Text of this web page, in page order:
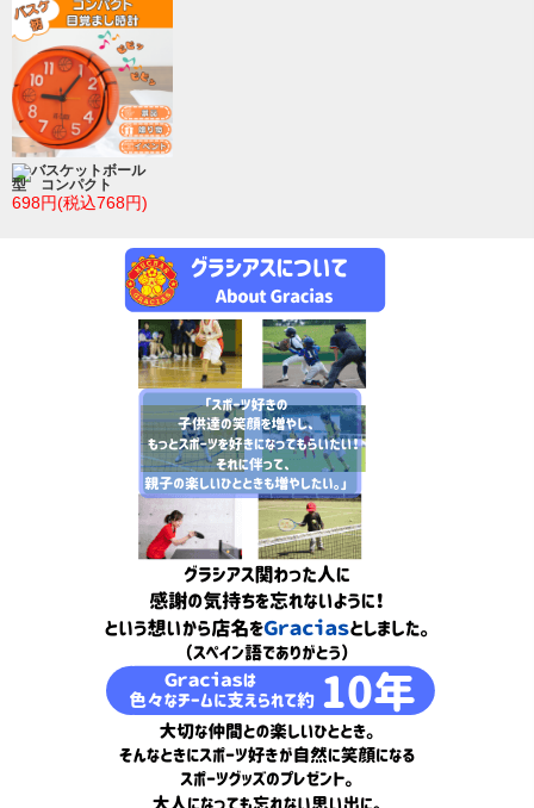
バスケットボール
型 コンパクト
698円(税込768円)